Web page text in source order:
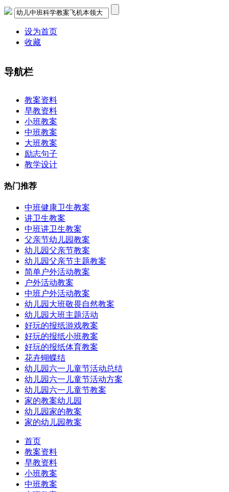
设为首页
收藏
导航栏
教案资料
早教资料
小班教案
中班教案
大班教案
励志句子
教学设计
热门推荐
中班健康卫生教案
讲卫生教案
中班讲卫生教案
父亲节幼儿园教案
幼儿园父亲节教案
幼儿园父亲节主题教案
简单户外活动教案
户外活动教案
中班户外活动教案
幼儿园大班敬畏自然教案
幼儿园大班主题活动
好玩的报纸游戏教案
好玩的报纸小班教案
好玩的报纸体育教案
花卉蝴蝶结
幼儿园六一儿童节活动总结
幼儿园六一儿童节活动方案
幼儿园六一儿童节教案
家的教案幼儿园
幼儿园家的教案
家的幼儿园教案
首页
教案资料
早教资料
小班教案
中班教案